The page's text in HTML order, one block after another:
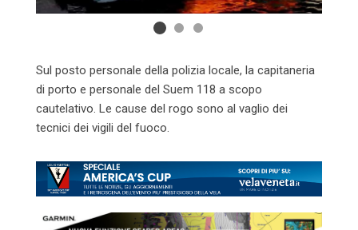
Sul posto personale della polizia locale, la capitaneria
di porto e personale del Suem 118 a scopo
cautelativo. Le cause del rogo sono al vaglio dei
tecnici dei vigili del fuoco.